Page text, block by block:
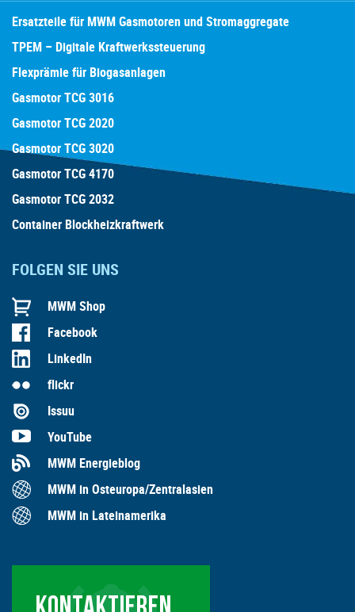
Ersatzteile für MWM Gasmotoren und Stromaggregate
TPEM – Digitale Kraftwerkssteuerung
Flexprämie für Biogasanlagen
Gasmotor TCG 3016
Gasmotor TCG 2020
Gasmotor TCG 3020
Gasmotor TCG 4170
Gasmotor TCG 2032
Container Blockheizkraftwerk
FOLGEN SIE UNS
MWM Shop
Facebook
LinkedIn
flickr
Issuu
YouTube
MWM Energieblog
MWM in Osteuropa/Zentralasien
MWM in Lateinamerika